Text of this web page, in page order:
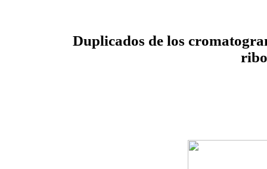
Duplicados de los